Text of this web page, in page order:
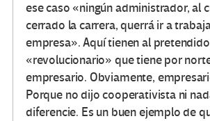
ese caso «ningún administrador, al
cerrado la carrera, querrá ir a
empresa». Aquí tienen al pretendido
«revolucionario» que tiene por
empresario. Obviamente,
Porque no dijo cooperativista ni
diferencie. Es un buen ejemplo de